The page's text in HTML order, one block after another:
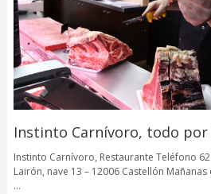
Instinto Carnívoro, todo por
Instinto Carnívoro, Restaurante Teléfono
Lairón, nave 13 – 12006 Castellón
…